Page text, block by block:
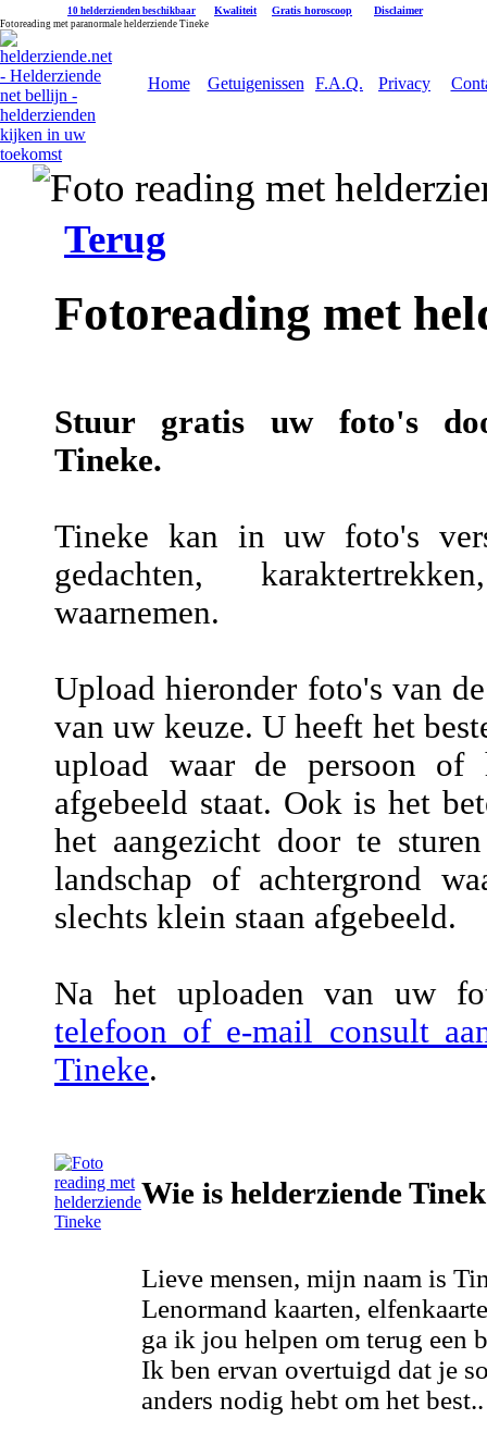
10 helderzienden beschikbaar Kwaliteit Gratis horoscoop Disclaimer
Fotoreading met paranormale helderziende Tineke
Home Getuigenissen F.A.Q. Privacy
Terug
Fotoreading met
Stuur gratis uw foto's
Tineke.
Tineke kan in uw foto's
gedachten,
waarnemen.
Upload hieronder foto's van
van uw keuze. U heeft het
upload waar de persoon of
afgebeeld staat. Ook is het
het aangezicht door te
landschap of achtergrond
slechts klein staan afgebeeld.
Na het uploaden van uw
telefoon of e-mail consult
Tineke.
Wie is helderziende
Lieve mensen, mijn naam is
Lenormand kaarten,
ga ik jou helpen om terug een
Ik ben ervan overtuigd dat je
anders nodig hebt om het best..